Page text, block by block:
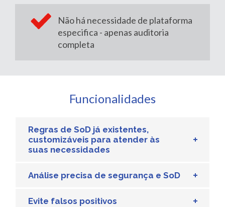
Não há necessidade de plataforma
especifica - apenas auditoria
completa
Funcionalidades
Regras de SoD já existentes,
customizáveis para atender às
suas necessidades
Análise precisa de segurança e SoD
Evite falsos positivos